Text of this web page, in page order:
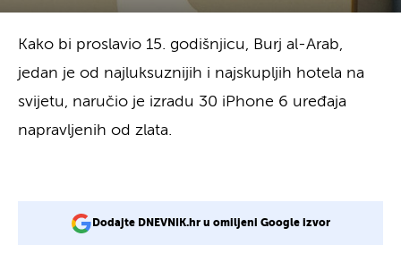
Kako bi proslavio 15. godišnjicu, Burj al-Arab,
jedan je od najluksuznijih i najskupljih hotela na
svijetu, naručio je izradu 30 iPhone 6 uređaja
napravljenih od zlata.
Dodajte DNEVNIK.hr u omiljeni Google izvor